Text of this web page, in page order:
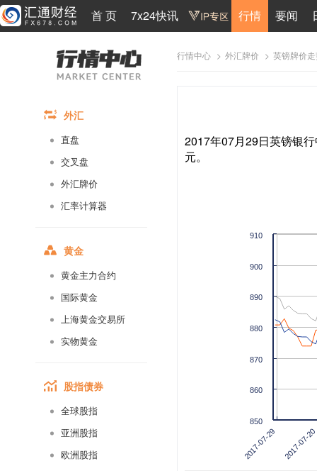
首 页 7x24快讯 行情 要闻
外汇
直盘
交叉盘
外汇牌价
汇率计算器
黄金
黄金主力合约
国际黄金
上海黄金交易所
实物黄金
股指债券
全球股指
亚洲股指
欧洲股指
行情中心 > 外汇牌价 > 英镑牌价
2017年07月29日英镑银
元。
2017-07-29 2017-07-20
850
860
870
880
890
900
910